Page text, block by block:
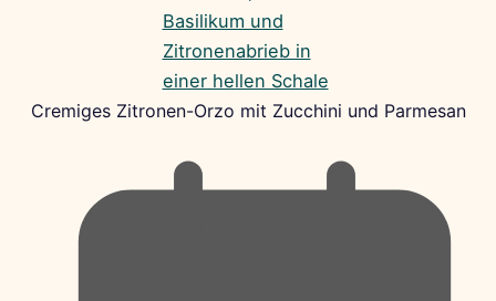
Cremiges Zitronen-Orzo mit Zucchini und Parmesan